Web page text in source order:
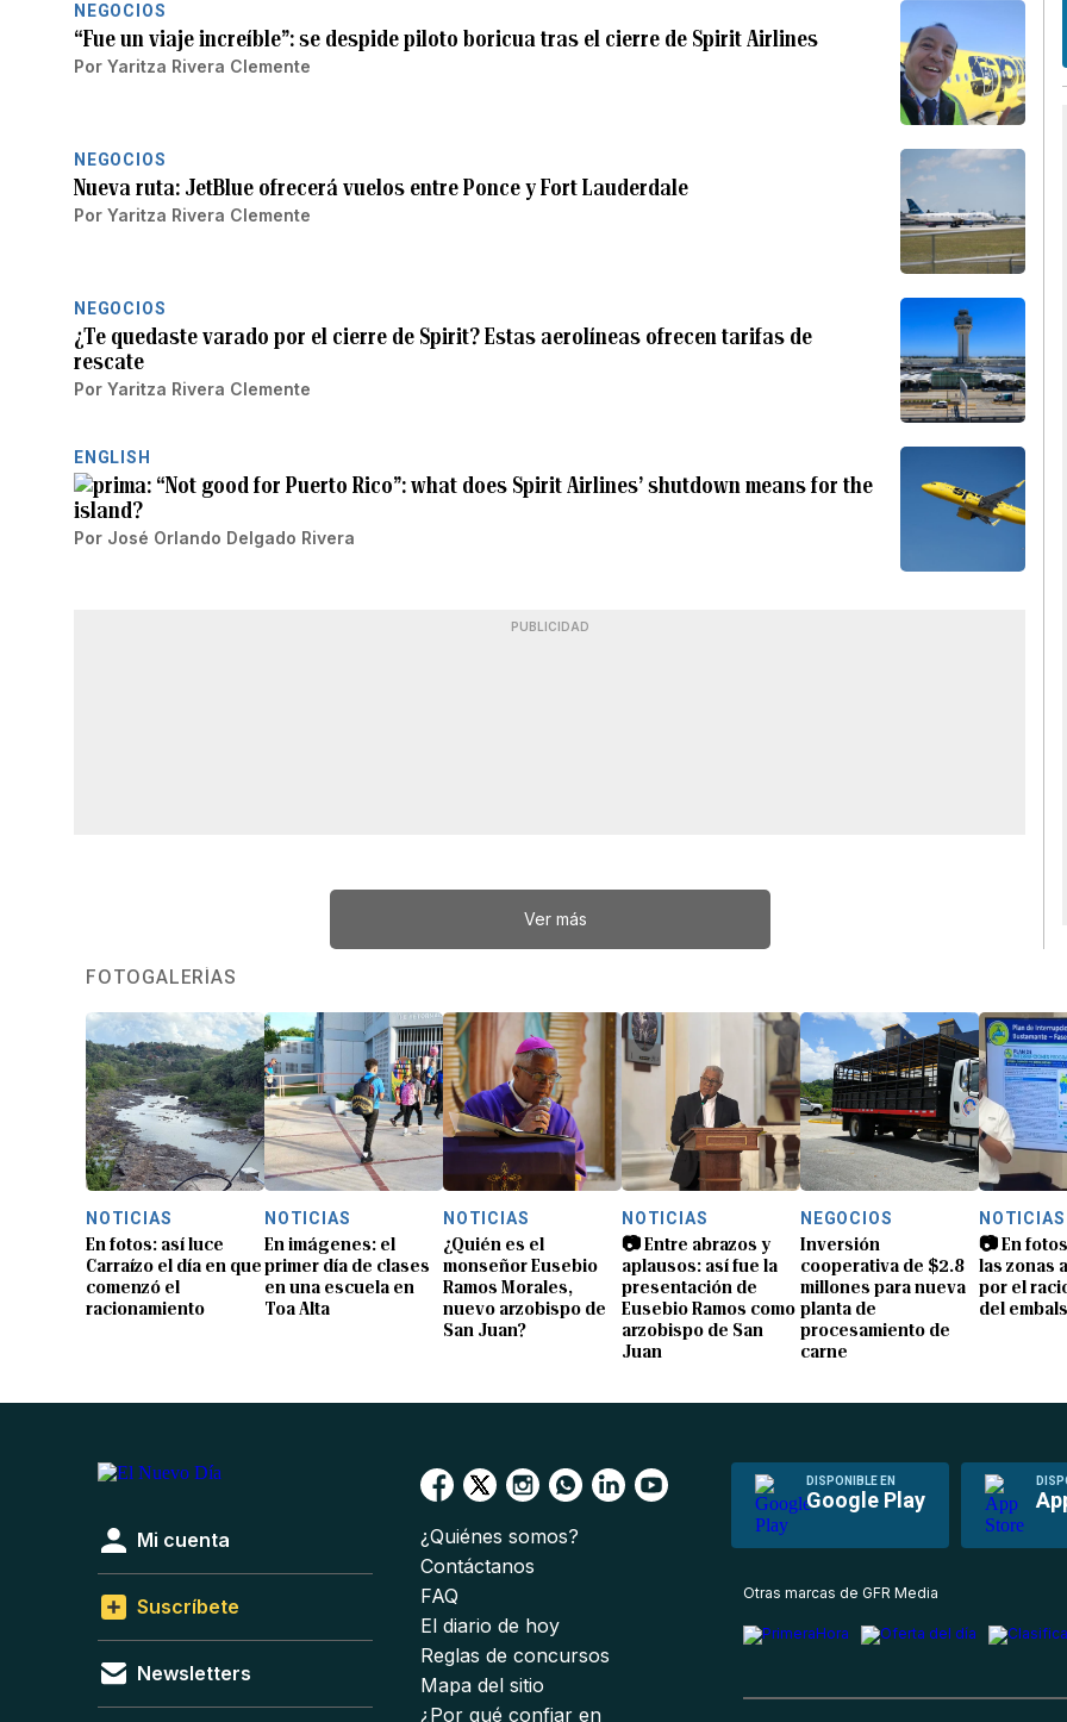
NEGOCIOS
“Fue un viaje increíble”: se despide piloto boricua tras el cierre de Spirit Airlines
Por Yaritza Rivera Clemente
NEGOCIOS
Nueva ruta: JetBlue ofrecerá vuelos entre Ponce y Fort Lauderdale
Por Yaritza Rivera Clemente
NEGOCIOS
¿Te quedaste varado por el cierre de Spirit? Estas aerolíneas ofrecen tarifas de
rescate
Por Yaritza Rivera Clemente
ENGLISH
“Not good for Puerto Rico”: what does Spirit Airlines’ shutdown means for the
island?
Por José Orlando Delgado Rivera
PUBLICIDAD
Ver más
FOTOGALERÍAS
NOTICIAS
En fotos: así luce
Carraízo el día en que
comenzó el
racionamiento
NOTICIAS
En imágenes: el
primer día de clases
en una escuela en
Toa Alta
NOTICIAS
¿Quién es el
monseñor Eusebio
Ramos Morales,
nuevo arzobispo de
San Juan?
NOTICIAS
📷 Entre abrazos y
aplausos: así fue la
presentación de
Eusebio Ramos como
arzobispo de San
Juan
NEGOCIOS
Inversión
cooperativa de $2.8
millones para nueva
planta de
procesamiento de
carne
NOTICIAS
📷 En
las zonas
por el
del
DISPONIBLE EN
Google Play
Mi cuenta
Suscríbete
Newsletters
¿Quiénes somos?
Contáctanos
FAQ
El diario de hoy
Reglas de concursos
Mapa del sitio
¿Por qué confiar en
Otras marcas de GFR Media